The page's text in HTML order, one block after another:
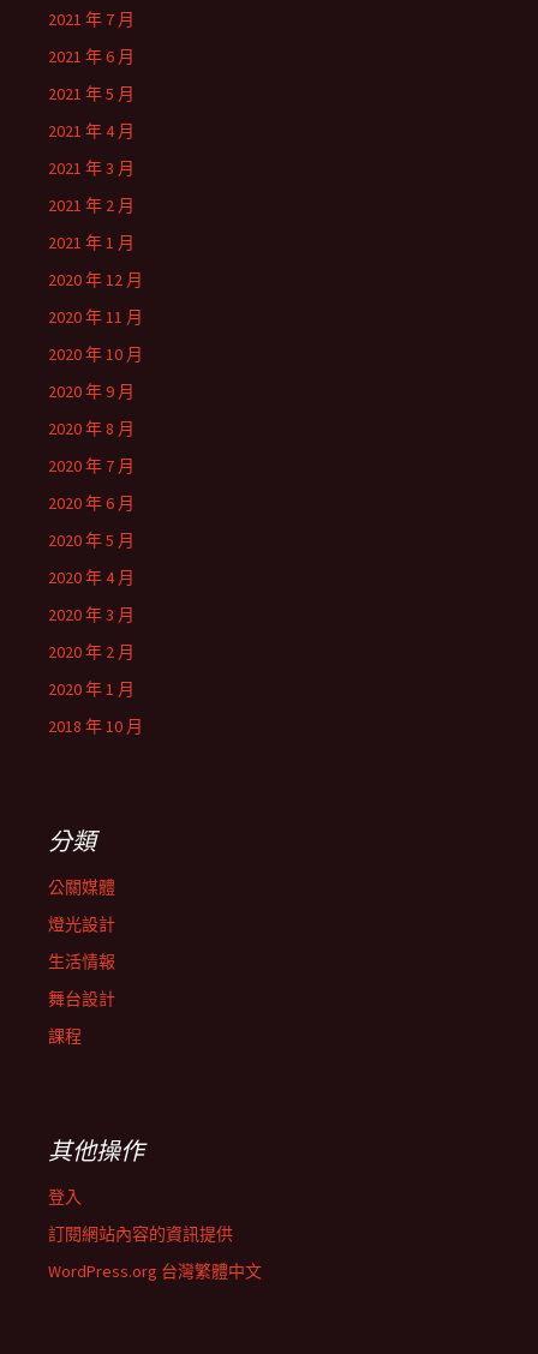
2021 年 7 月
2021 年 6 月
2021 年 5 月
2021 年 4 月
2021 年 3 月
2021 年 2 月
2021 年 1 月
2020 年 12 月
2020 年 11 月
2020 年 10 月
2020 年 9 月
2020 年 8 月
2020 年 7 月
2020 年 6 月
2020 年 5 月
2020 年 4 月
2020 年 3 月
2020 年 2 月
2020 年 1 月
2018 年 10 月
分類
公關媒體
燈光設計
生活情報
舞台設計
課程
其他操作
登入
訂閱網站內容的資訊提供
WordPress.org 台灣繁體中文